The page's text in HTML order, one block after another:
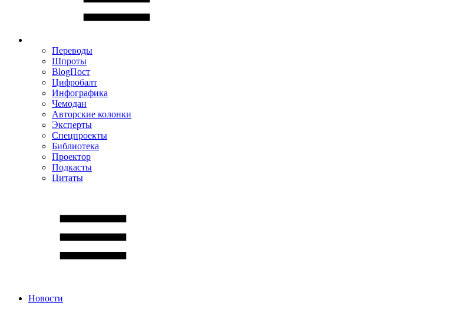
Переводы
Шпроты
BlogПост
Цифробалт
Инфографика
Чемодан
Авторские колонки
Эксперты
Спецпроекты
Библиотека
Проектор
Подкасты
Цитаты
Новости